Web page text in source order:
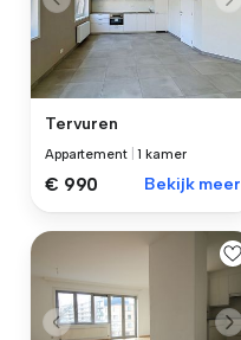
Tervuren
Appartement |1 kamer
€ 990 Bekijk meer